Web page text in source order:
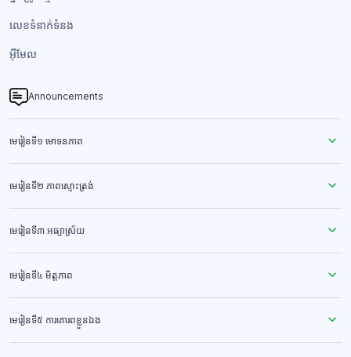
លេខទំនាក់ទំនង​
អ៊ីមែល
Announcements
មេរៀនទី១ មោទនភាព
មេរៀនទី២ ភាពស្មោះត្រង់
មេរៀនទី៣ អធ្យាស្រ័យ
មេរៀនទី៤ មិត្តភាព
មេរៀនទី៥ ការគោរពខ្លួនឯង